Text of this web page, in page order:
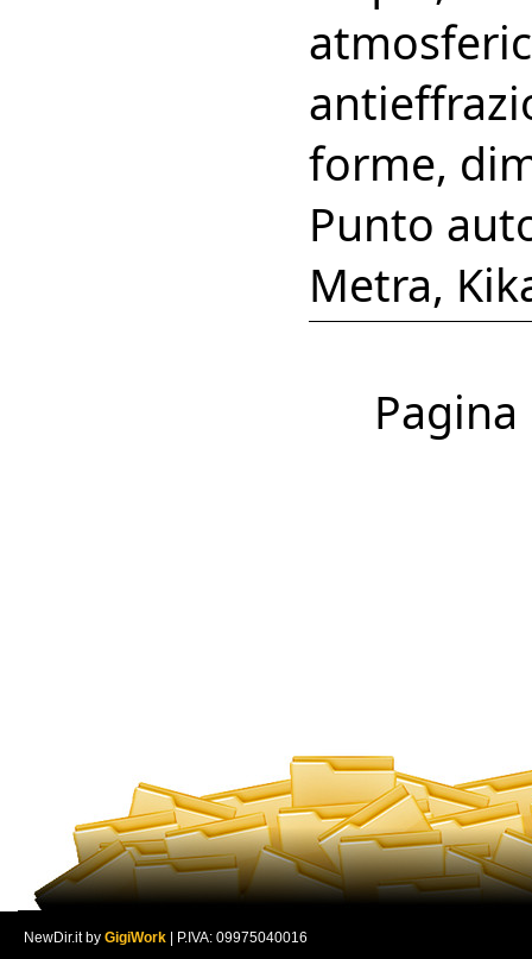
forme,
Punto
Metra,
NewDir.it by GigiWork | P.IVA: 09975040016